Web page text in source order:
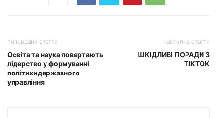
попередня стаття
Освіта та наука повертають
лідерство у формуванні
політикидержавного
управління
наступна стаття
ШКІДЛИВІ ПОРАДИ З
TIKTOK